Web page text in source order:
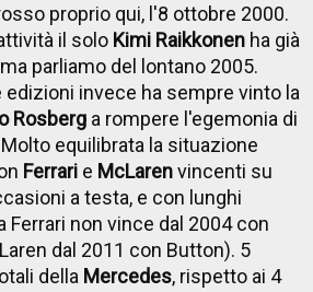
proprio qui, l'8 ottobre 2000.
il solo Kimi Raikkonen ha già
parliamo del lontano 2005.
invece ha sempre vinto la
Rosberg a rompere l'egemonia di
equilibrata la situazione
Ferrari e McLarenvincenti su
a testa, e con lunghi
Ferrari non vince dal 2004 con
dal 2011 con Button). 5
della Mercedes, rispetto ai 4